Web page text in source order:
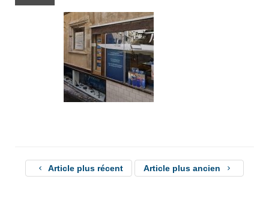
Article plus récent Article plus ancien